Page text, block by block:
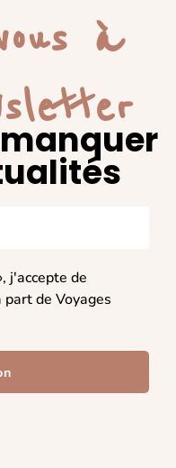
à
j'accepte de
de Voyages